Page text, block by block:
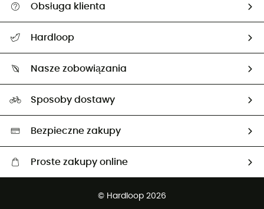
Obsługa klienta
Zwrot artykułów i zwrot środków
Hardloop
Ambasadorzy
Nasze zobowiązania
Wybrane produkty eko
Sposoby dostawy
Bezpieczne zakupy
Proste zakupy online
© Hardloop 2026